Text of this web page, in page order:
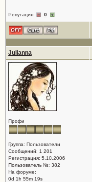
Репутация: 0
Julianna
Профи
Группа: Пользователи
Сообщений: 1 201
Регистрация: 5.10.2006
Пользователь №: 382
На форуме:
0d 1h 55m 19s